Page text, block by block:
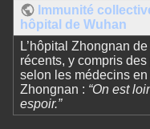
Immunité
hôpital de Wuhan
L’hôpital Zhongnan
récents, y compris
selon les médecins
Zhongnan : “On est
espoir.”